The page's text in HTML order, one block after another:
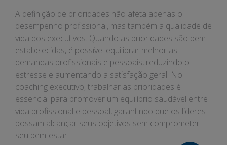
A definição de prioridades não afeta apenas o
desempenho profissional, mas também a qualidade de
vida dos executivos. Quando as prioridades são bem
estabelecidas, é possível equilibrar melhor as
demandas profissionais e pessoais, reduzindo o
estresse e aumentando a satisfação geral. No
coaching executivo, trabalhar as prioridades é
essencial para promover um equilíbrio saudável entre
vida profissional e pessoal, garantindo que os líderes
possam alcançar seus objetivos sem comprometer
seu bem-estar.